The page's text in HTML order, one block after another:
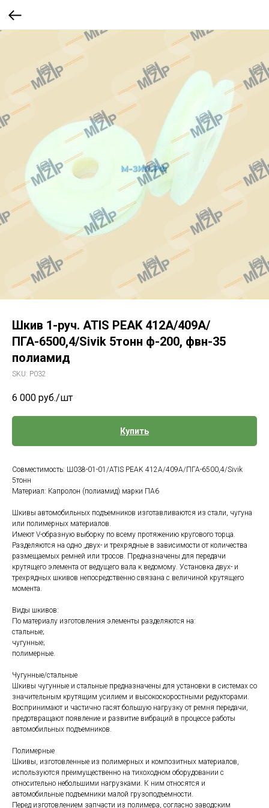
Шкив 1-руч. ATIS PEAK 412A/409A/
ПГА-6500,4/Sivik 5тонн ф-200, фвн-35
полиамид
SKU: Р032
6 000 руб./шт
Купить
Совместимость: Ш038-01-01/ATIS PEAK 412A/409A/ПГА-6500,4/Sivik
5тонн
Материал: Капролон (полиамид) марки ПА6
Шкивы автомобильных подъемников изготавливаются из стали, чугуна
или полимерных материалов.
Имеют V-образную выборку по всему протяжению кругового торца.
Разделяются на одно ,двух- и трехрядные в зависимости от количества
размещаемых ремней или тросов. Предназначены для передачи
крутящего элемента от ведущего вала к ведомому. Установка двух- и
трехрядных шкивов непосредственно связана с величиной крутящего
момента.
Виды шкивов:
По материалу изготовления элементы разделяются на:
стальные;
чугунные;
полимерные.
Чугунные/стальные
Шкивы чугунные и стальные предназначены для установки в системах со
значительным крутящим усилием и высокоскоростными редукторами.
Воспринимают и частично гасят большую нагрузку от ремня передачи,
предотвращают появление и развитие вибраций в процессе работы
автомобильных подъемников.
Полимерные
Шкивы, изготовленные из полимерных и композитных материалов,
используются преимущественно на тихоходном оборудовании с
относительно небольшими нагрузками. К ним относятся и
автомобильные подъемники малой грузоподъемности.
Перед изготовлением запчасти из полимера, согласно заводским